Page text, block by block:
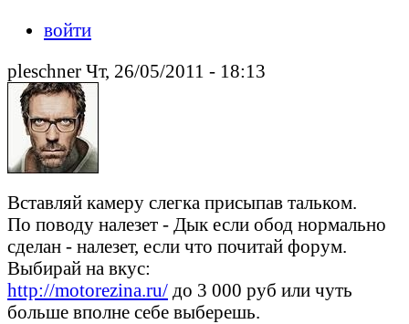
войти
pleschner Чт, 26/05/2011 - 18:13
Вставляй камеру слегка присыпав тальком.
По поводу налезет - Дык если обод нормально
сделан - налезет, если что почитай форум.
Выбирай на вкус:
http://motorezina.ru/ до 3 000 руб или чуть
больше вполне себе выберешь.